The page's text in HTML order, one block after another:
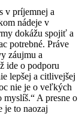
v príjemnej a
nádeje v
dokážu spojiť a
potrebné. Práve
záujmu a
ide o podporu
lepšej a citlivejšej
nie je o veľkých
myslíš.“ A presne o
je to naozaj